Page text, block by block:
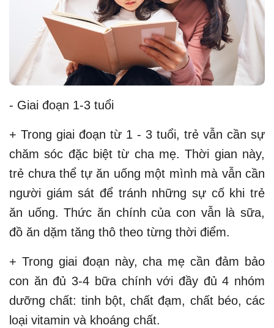
- Giai đoạn 1-3 tuổi
+ Trong giai đoạn từ 1 - 3 tuổi, trẻ vẫn cần sự
chăm sóc đặc biệt từ cha mẹ. Thời gian này,
trẻ chưa thể tự ăn uống một mình mà vẫn cần
người giám sát để tránh những sự cố khi trẻ
ăn uống. Thức ăn chính của con vẫn là sữa,
đồ ăn dặm tăng thô theo từng thời điểm.
+ Trong giai đoạn này, cha mẹ cần đảm bảo
con ăn đủ 3-4 bữa chính với đầy đủ 4 nhóm
dưỡng chất: tinh bột, chất đạm, chất béo, các
loại vitamin và khoáng chất.